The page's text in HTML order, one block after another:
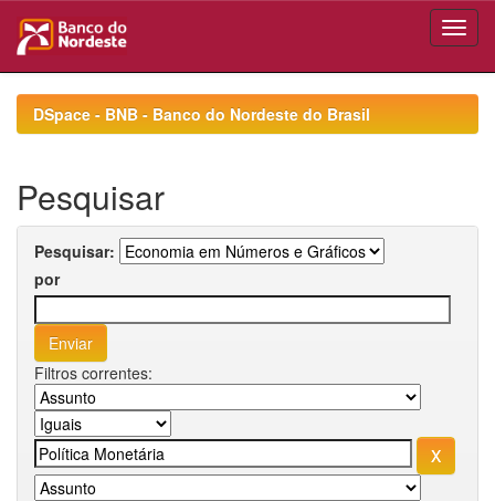
navigationDSpace - BNB - Banco do Nordeste do Brasil
Pesquisar
Pesquisar:
por
Filtros correntes: